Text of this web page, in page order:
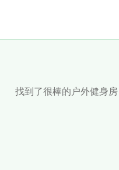
找到了很棒的户外健身